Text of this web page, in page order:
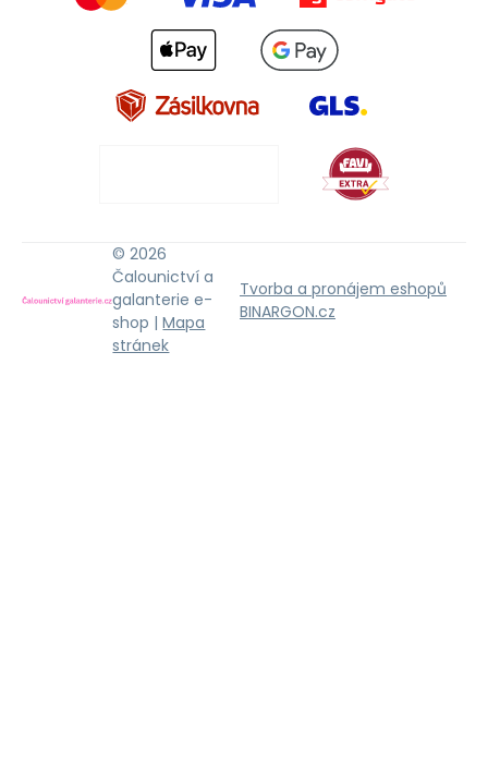
© 2026
Čalounictví a
galanterie e-
shop |Mapa
stránek
Tvorba a pronájem eshopů
BINARGON.cz